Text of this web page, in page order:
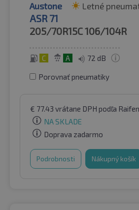
Austone Letné
ASR 71
205/70R15C106/104R
C A 72 dB
Porovnať pneumatiky
€ 77.43 vrátane DPH podľa
NA SKLADE
Doprava zadarmo
Podrobnosti Nákupný košík